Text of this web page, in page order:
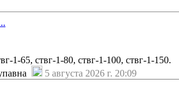
65, ствг-1-80, ствг-1-100, ствг-1-150.
5 августа 2026 г. 20:09